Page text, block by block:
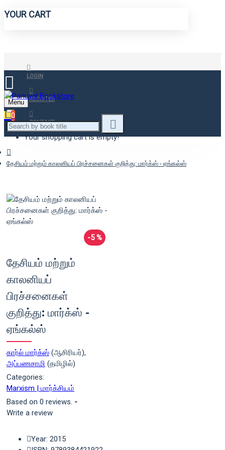
YOUR CART
LOGIN
REGISTER
CONTACT
Menu
0
Your shopping cart is empty!
தேசியம் மற்றும் காலனியப் பிரச்சனைகள் குறித்து: மார்க்ஸ் - ஏங்கல்ஸ்
-5 %
தேசியம் மற்றும்
காலனியப்
பிரச்சனைகள்
குறித்து: மார்க்ஸ் -
ஏங்கல்ஸ்
கார்ல் மார்க்ஸ் (ஆசிரியர்),
அப்பணசாமி (தமிழில்)
Categories:
Marxism | மார்க்சியம்
Based on 0 reviews. -
Write a review
Year: 2015